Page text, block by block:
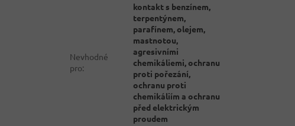
Nevhodné
pro:
kontakt s benzínem,
terpentýnem,
parafínem, olejem,
mastnotou,
agresivními
chemikáliemi, ochranu
proti pořezání,
ochranu proti
chemikáliím a ochranu
před elektrickým
proudem